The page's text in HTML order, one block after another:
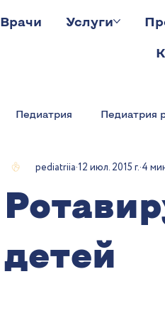
Врачи Услуги
Педиатрия Педиатрия
детей
pediatriia 12 июл. 2015 г. 4